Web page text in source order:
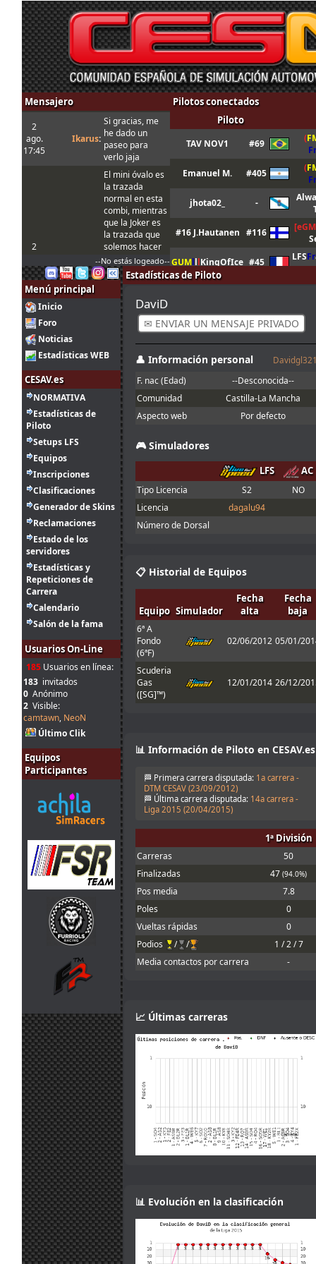
Mensajero Pilotos conectados
2
ago.
17:45
Ikarus:
Si gracias, me
he dado un
paseo para
verlo jaja
2
17:17
:
El mini óvalo es
la trazada
normal en esta
combi, mientras
que la Joker es
la trazada que
solemos hacer
siempre y que
toma menos
tiempo. En todo
caso la Joker
está marcada
en el asfalto con
franjas rojas y
amarillas
2
ago.
14:30
Ikarus
Buenas, con la
Joker lap
entiendo que se
refiere al mini
óvalo que se
hace en el
server Q, no?
ago.
18:19
menjacocs
ago.
7:07
tangovalens :
"A fondo o a
casa"
31
14:13
Spambot in
forum
31
jul.
12:40
camtawn
Menjacocs, ten
agallas y T1 ;
*en ; Y t3, a
fondo o a casa
31
jul.
10:51
mitsumeku:
Tienes que
enviarlo al host
cuando sales de
boxes ; Para que
valide el setup
31
10:21
Perdon, no se
que pasa con el
set obligatorio,
yo lo meto en la
carpeta de
setup y me echa
en 30
31
jul.
menjacocs
1 segunto en el
T1 !!!!
Cameron!!!
30
jul.
15:04
Malavida Valdez
Mola! Nos
vemos el Lunes
😃
30
johneysvk
Would be good
to allow
different tyre
manufacturers
camtawn
Ah that makes
sense! Gracias :)
30
jul.
13:47
mitsumeku:
Yes, it isn't fully
explained in the
information. You
can lower the
brake force, but
not increase it.
Sorry.
30
jul.
13:19
camtawn:
I think the
servers want
the brake power
check disabling.
According to the
setup info,
brake power is
one of the
adjustments
allowed
29
jul.
18:36
Maxxis:
Mola, muy
buena iniciativa
!
29
Me gusta el
concepto
Piloto
TAV NOV1 #69 (
Emanuel M.
#405 (
jhota02_
-
#16 J.Hautanen #116
GUMlllKingOfIce #45 LFSFr
LFSFr
[Sy N] HiWATT #79 (
(
--No estás logeado--
Menú principal
Inicio
Foro
Noticias
Estadísticas WEB
CESAV.es
NORMATIVA
Estadísticas de
Piloto
Setups LFS
Equipos
Inscripciones
Clasificaciones
Generador de Skins
Reclamaciones
Estado de los
servidores
Estadísticas y
Repeticiones de
Carrera
Calendario
Salón de la fama
Usuarios On-Line
185 Usuarios en línea:
183 invitados
0 Anónimo
2 Visible:
camtawn, NeoN
Último Clik
Equipos
Participantes
Estadísticas de Piloto
DaviD
✉ ENVIAR UN MENSAJE PRIVADO
👤 Información personal
F. nac (Edad)
--Desconocida--
Comunidad
Castilla-La Mancha
Aspecto web
Por defecto
🎮 Simuladores
LFS AC
Tipo Licencia S2
NO
Licencia
dagalu94
Número de Dorsal
📋 Historial de Equipos
Equipo Simulador
Fecha
alta
Fecha
baja
6ª A
Fondo
(6ªF)
02/06/2012 05/01/
Scuderia
Gas
([SG]™)
12/01/2014 26/12/
📊 Información de Piloto en CESAV.es
🏁 Primera carrera disputada: 1a carrera -
DTM CESAV (23/09/2012)
🏁 Última carrera disputada: 14a carrera -
Liga 2015 (20/04/2015)
1ª División
Carreras
50
Finalizadas
47 (94.0%)
Pos media
7.8
Poles
0
Vueltas rápidas
0
Podios
/ /
1 / 2 / 7
Media contactos por carrera
-
📈 Últimas carreras
📊 Evolución en la clasificación